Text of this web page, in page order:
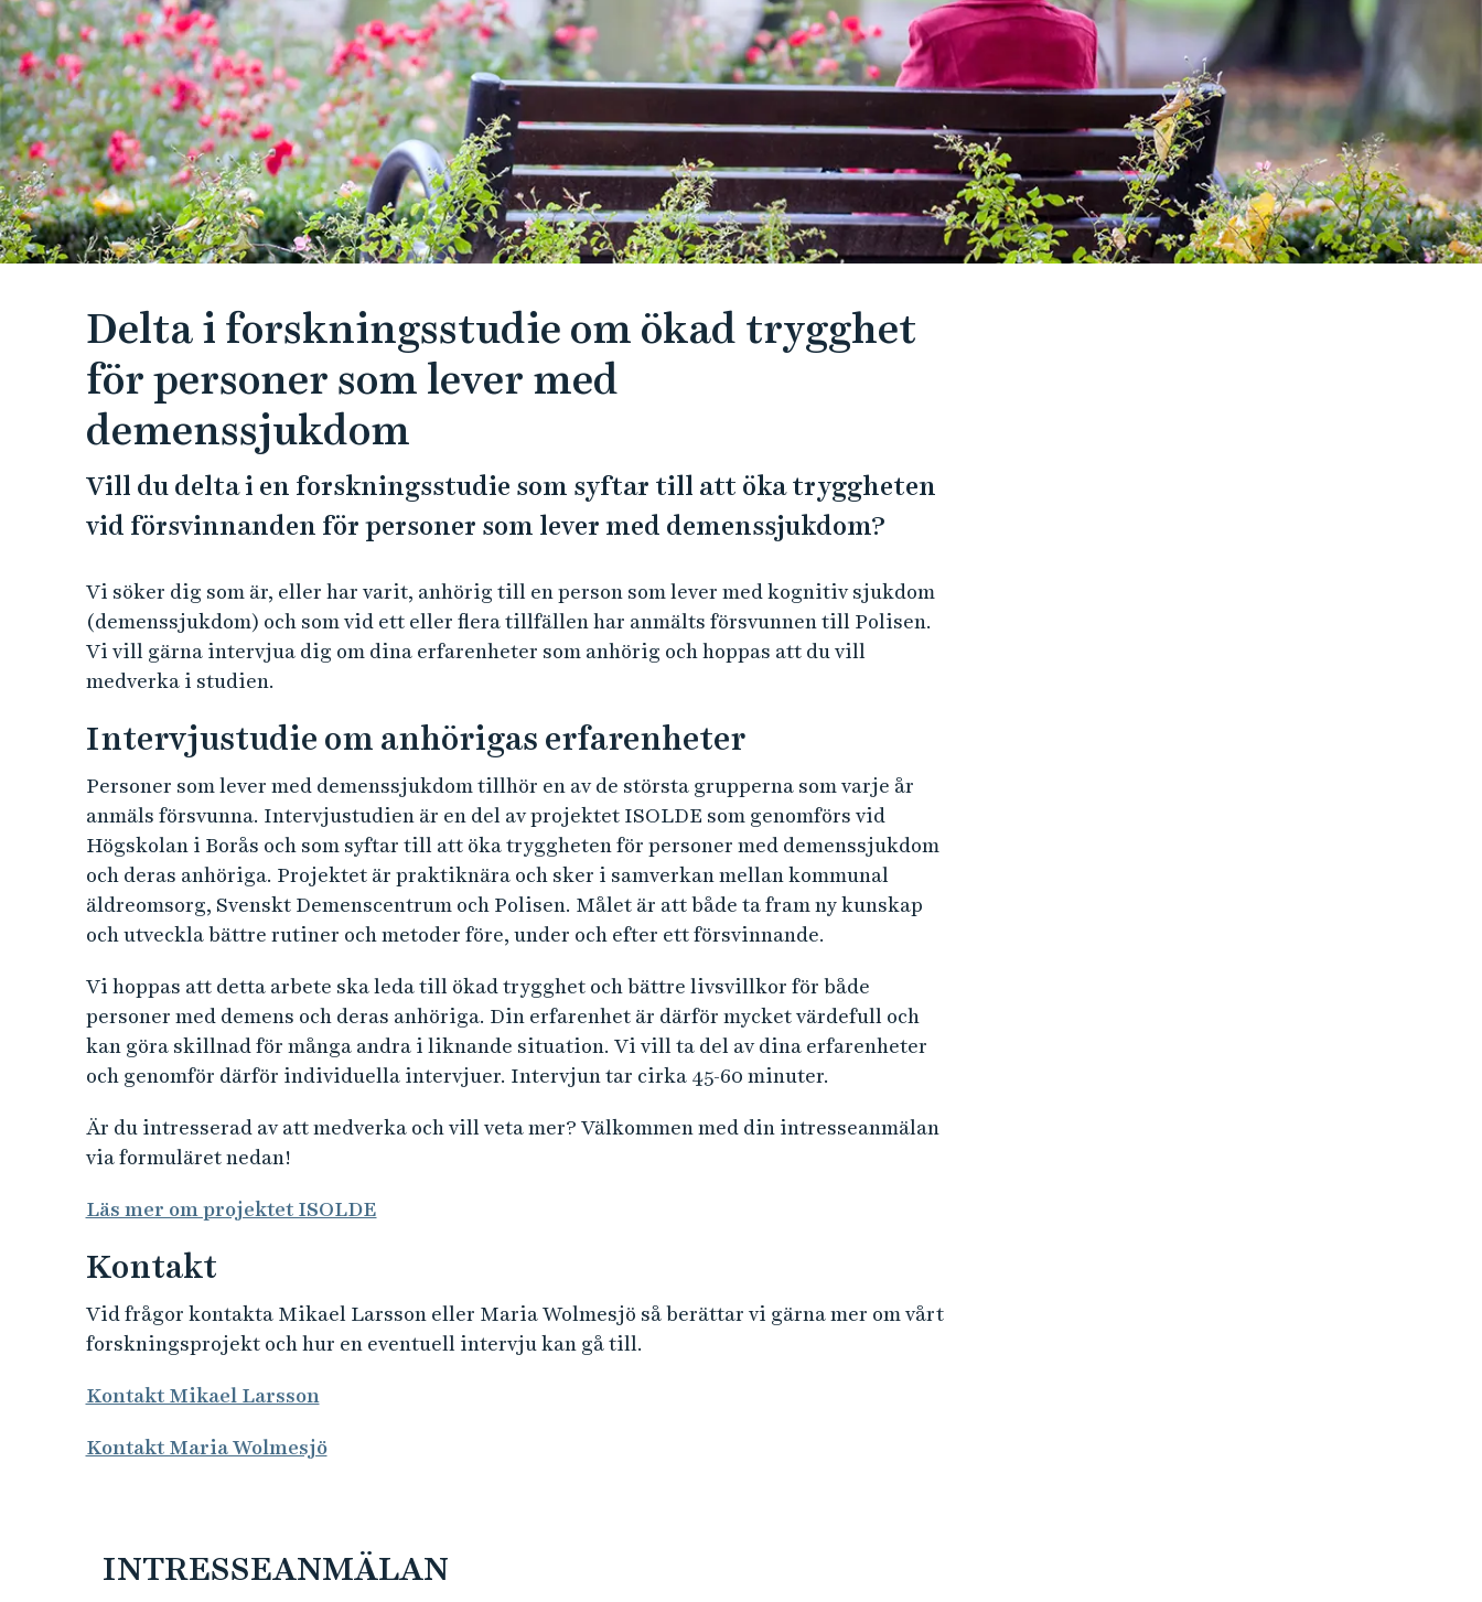
e
h
å
l
l
e
t
Delta i forskningsstudie om ökad trygghet
för personer som lever med
demenssjukdom
Vill du delta i en forskningsstudie som syftar till att öka tryggheten
vid försvinnanden för personer som lever med demenssjukdom?
Vi söker dig som är, eller har varit, anhörig till en person som lever med kognitiv sjukdom
(demenssjukdom) och som vid ett eller flera tillfällen har anmälts försvunnen till Polisen.
Vi vill gärna intervjua dig om dina erfarenheter som anhörig och hoppas att du vill
medverka i studien.
Intervjustudie om anhörigas erfarenheter
Personer som lever med demenssjukdom tillhör en av de största grupperna som varje år
anmäls försvunna. Intervjustudien är en del av projektet ISOLDE som genomförs vid
Högskolan i Borås och som syftar till att öka tryggheten för personer med demenssjukdom
och deras anhöriga. Projektet är praktiknära och sker i samverkan mellan kommunal
äldreomsorg, Svenskt Demenscentrum och Polisen. Målet är att både ta fram ny kunskap
och utveckla bättre rutiner och metoder före, under och efter ett försvinnande.
Vi hoppas att detta arbete ska leda till ökad trygghet och bättre livsvillkor för både
personer med demens och deras anhöriga. Din erfarenhet är därför mycket värdefull och
kan göra skillnad för många andra i liknande situation. Vi vill ta del av dina erfarenheter
och genomför därför individuella intervjuer. Intervjun tar cirka 45-60 minuter.
Är du intresserad av att medverka och vill veta mer? Välkommen med din intresseanmälan
via formuläret nedan!
Läs mer om projektet ISOLDE
Kontakt
Vid frågor kontakta Mikael Larsson eller Maria Wolmesjö så berättar vi gärna mer om vårt
forskningsprojekt och hur en eventuell intervju kan gå till.
Kontakt Mikael Larsson
Kontakt Maria Wolmesjö
INTRESSEANMÄLAN